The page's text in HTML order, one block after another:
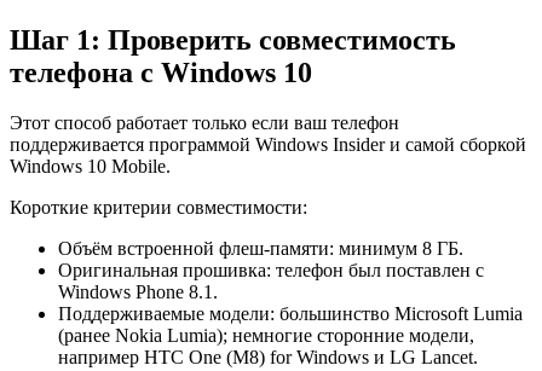
Шаг 1: Проверить совместимость
телефона с Windows 10
Этот способ работает только если ваш телефон
поддерживается программой Windows Insider и самой сборкой
Windows 10 Mobile.
Короткие критерии совместимости:
Объём встроенной флеш-памяти: минимум 8 ГБ.
Оригинальная прошивка: телефон был поставлен с
Windows Phone 8.1.
Поддерживаемые модели: большинство Microsoft Lumia
(ранее Nokia Lumia); немногие сторонние модели,
например HTC One (M8) for Windows и LG Lancet.